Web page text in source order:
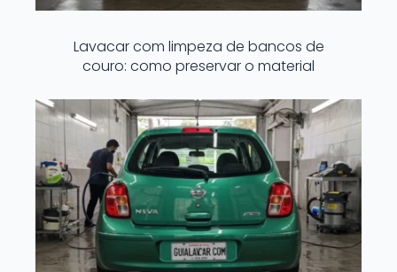
Lavacar com limpeza de bancos de
couro: como preservar o material